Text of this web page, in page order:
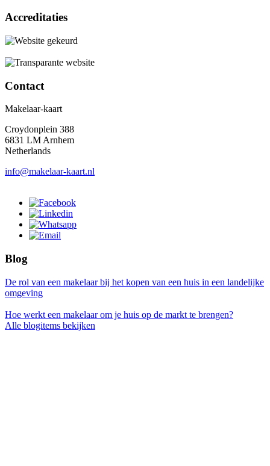
Accreditaties
Contact
Makelaar-kaart
Croydonplein 388
6831 LM Arnhem
Netherlands
info@makelaar-kaart.nl
Blog
De rol van een makelaar bij het kopen van een huis in een landelijke
omgeving
Hoe werkt een makelaar om je huis op de markt te brengen?
Alle blogitems bekijken